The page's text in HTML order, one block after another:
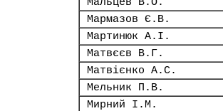
Мармазов Є.В.
Мартинюк А.І.
Матвєєв В.Г.
Матвієнко А.С.
Мельник П.В.
Мирний І.М.